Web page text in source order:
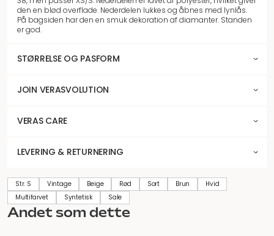
den en blød overflade. Nederdelen lukkes og åbnes med lynlås.
På bagsiden har den en smuk dekoration af diamanter. Standen
er god.
STØRRELSE OG PASFORM
JOIN VERASVOLUTION
VERAS CARE
LEVERING & RETURNERING
Str. S Vintage Beige Rød Sort Brun
Hvid
Multifarvet
Syntetisk Sale
Andet som dette